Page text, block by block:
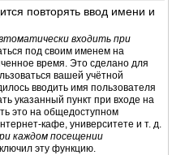
повторять ввод имени и
входить при
под своим именем на
время. Это сделано для
вашей учётной
вводить имя пользователя
указанный пункт при входе на
это на общедоступном
кафе, университете и т. д.
каждом посещении
эту функцию.